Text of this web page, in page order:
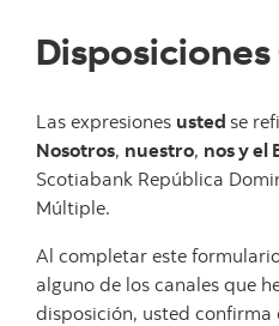
Las expresiones usted se
Nosotros, nuestro, nos y el
Scotiabank República
Múltiple.
Al completar este
alguno de los canales que
disposición, usted